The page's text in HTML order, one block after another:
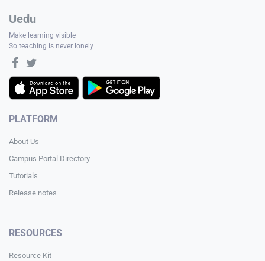
Uedu
Make learning visible
So teaching is never lonely
PLATFORM
About Us
Campus Portal Directory
Tutorials
Release notes
RESOURCES
Resource Kit